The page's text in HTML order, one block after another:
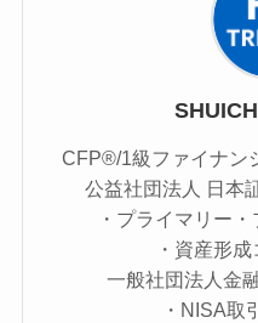
CFP®/1級ファイナン
公益社団法人 日本
・プライマリー
・資産形
一般社団法人金
・NISA取